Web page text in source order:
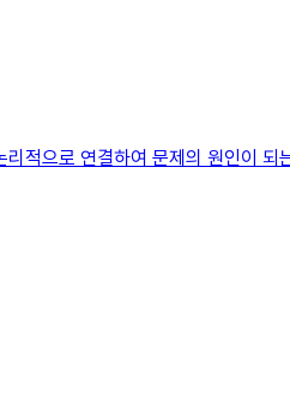
적으로 연결하여 문제의 원인이